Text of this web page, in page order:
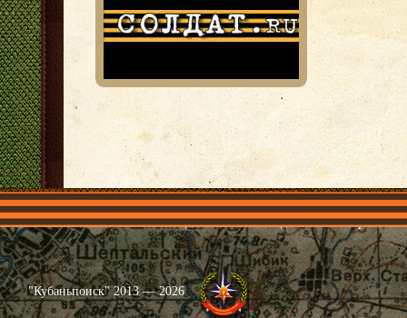
Главная Имена Общественные объединения Проекты
"Кубаньпоиск" 2013 — 2026